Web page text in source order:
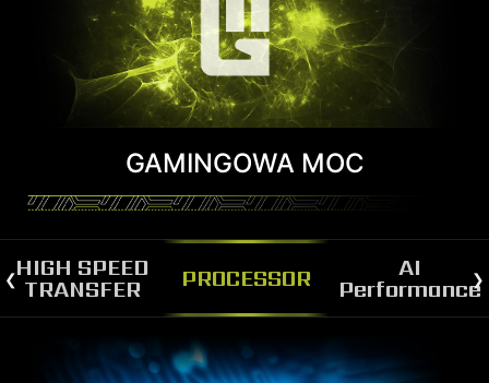
GAMINGOWA MOC
HIGH SPEED
TRANSFER PROCESSOR AI
Performance